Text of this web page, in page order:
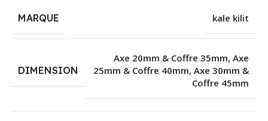
MARQUE kale kilit
DIMENSION
Axe 20mm & Coffre 35mm, Axe
25mm & Coffre 40mm, Axe 30mm &
Coffre 45mm